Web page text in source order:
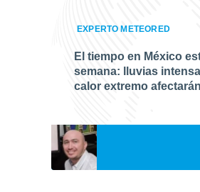
EXPERTO METEORED
El tiempo en México
semana: lluvias
calor extremo